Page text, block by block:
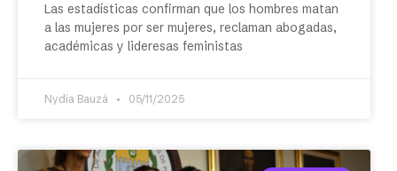
Las estadísticas confirman que los hombres matan
a las mujeres por ser mujeres, reclaman abogadas,
académicas y lideresas feministas
Nydia Bauzá 05/11/2025